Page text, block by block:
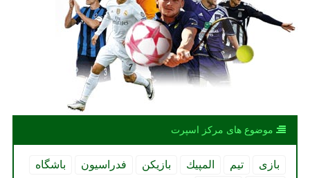
موضوع های مركز اسپرت
بازی تیم المپیك بازیكن فدراسیون
باشگاه